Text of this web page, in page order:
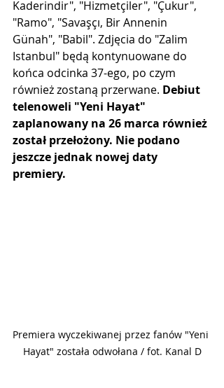
Kaderindir", "Hizmetçiler", "Çukur",
"Ramo", "Savaşçı, Bir Annenin
Günah", "Babil". Zdjęcia do "Zalim
Istanbul" będą kontynuowane do
końca odcinka 37-ego, po czym
również zostaną przerwane. Debiut
telenoweli "Yeni Hayat"
zaplanowany na 26 marca również
został przełożony. Nie podano
jeszcze jednak nowej daty
premiery.
Premiera wyczekiwanej przez fanów "Yeni
Hayat" została odwołana / fot. Kanal D